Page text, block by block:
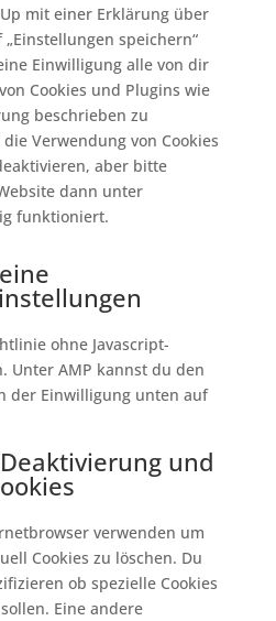
mit einer Erklärung über
speichern“
Einwilligung alle von dir
Cookies und Plugins wie
beschrieben zu
Verwendung von Cookies
aber bitte
dann unter
funktioniert.
ohne Javascript-
Unter AMP kannst du den
der Einwilligung unten auf
und
verwenden um
Cookies zu löschen. Du
ob spezielle Cookies
Eine andere